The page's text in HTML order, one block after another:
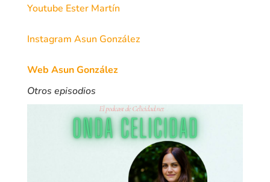
Youtube Ester Martín
Instagram Asun González
Web Asun González
Otros episodios